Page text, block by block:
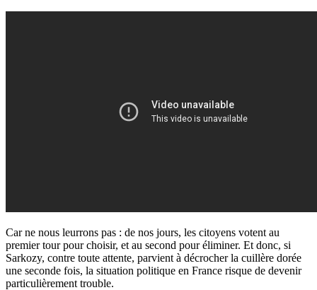
Car ne nous leurrons pas : de nos jours, les citoyens votent au
premier tour pour choisir, et au second pour éliminer. Et donc, si
Sarkozy, contre toute attente, parvient à décrocher la cuillère dorée
une seconde fois, la situation politique en France risque de devenir
particulièrement trouble.